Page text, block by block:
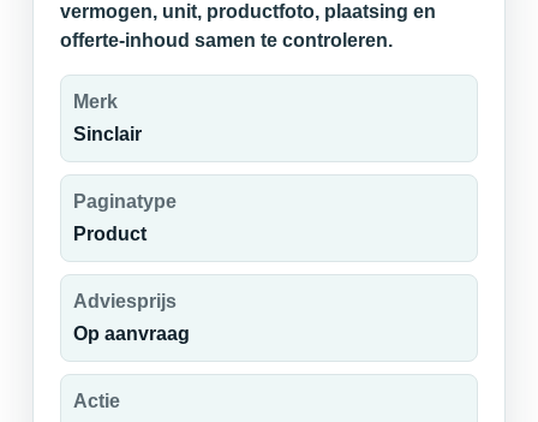
vermogen, unit, productfoto, plaatsing en
offerte-inhoud samen te controleren.
Merk
Sinclair
Paginatype
Product
Adviesprijs
Op aanvraag
Actie